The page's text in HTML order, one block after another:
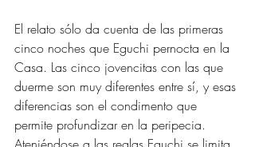
El relato sólo da cuenta de las primeras
cinco noches que Eguchi pernocta en la
Casa. Las cinco jovencitas con las que
duerme son muy diferentes entre sí, y esas
diferencias son el condimento que
permite profundizar en la peripecia.